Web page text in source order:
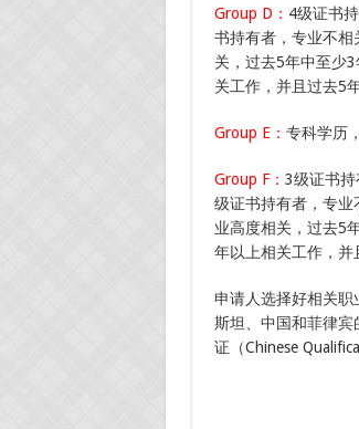
Group D： 4级证书
书持有者，专业不
关，过去5年中至少
关工作，并且过去5
Group E： 专科学历
Group F： 3级证书
级证书持有者，专
业高度相关，过去5
年以上相关工作，并
申请人选择好相关
斯坦、中国和菲律宾
证（Chinese